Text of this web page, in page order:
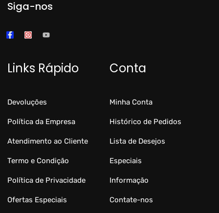
Siga-nos
Links Rápido
Devoluções
Política da Empresa
Atendimento ao Cliente
Termo e Condição
Política de Privacidade
Ofertas Especiais
Conta
Minha Conta
Histórico de Pedidos
Lista de Desejos
Especiais
Informação
Contate-nos